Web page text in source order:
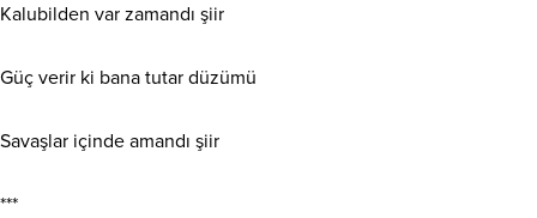
Kalubilden var zamandı şiir
Güç verir ki bana tutar düzümü
Savaşlar içinde amandı şiir
***